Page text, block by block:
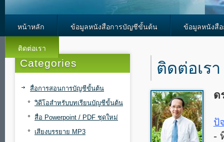
หน้าหลัก ข้อมูลหนังสือการบัญชีขั้นต้น ข้อมูลหนังสื
ติดต่อเรา
Categories
สื่อการสอนการบัญชีขั้นต้น
วิดีโอสำหรับบทเรียนบัญชีขั้นต้น
สื่อ Powerpoint / PDF ชุดใหม่
เสียงบรรยาย MP3
ติดต่อเรา
ด
ปั
-